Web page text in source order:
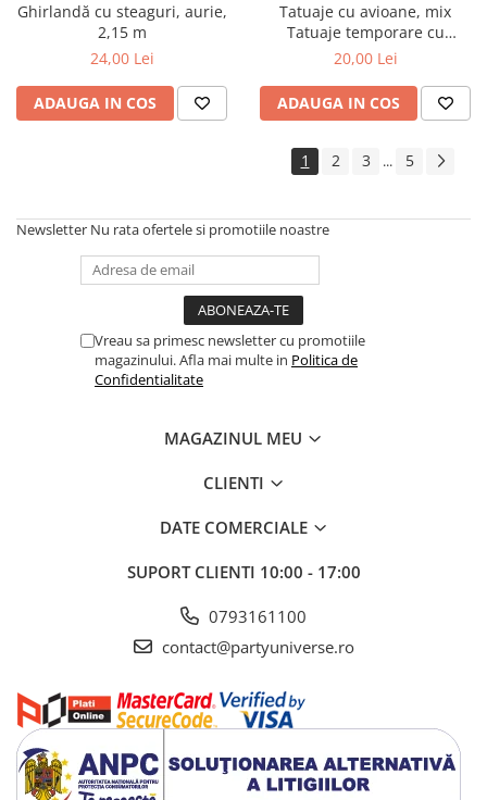
Ghirlandă cu steaguri, aurie,
2,15 m
24,00 Lei
ADAUGA IN COS
Tatuaje cu avioane, mix
Tatuaje temporare cu
avioane, amestec de modele
modele diferite. (1 pachet / 11
buc.)
20,00 Lei
ADAUGA IN COS
1 2 3 ... 5
Newsletter Nu rata ofertele si promotiile noastre
Vreau sa primesc newsletter cu promotiile
magazinului. Afla mai multe in Politica de
Confidentialitate
MAGAZINUL MEU
CLIENTI
DATE COMERCIALE
SUPORT CLIENTI 10:00 - 17:00
0793161100
contact@partyuniverse.ro